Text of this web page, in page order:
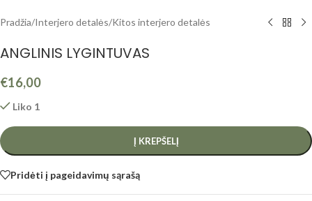
Pradžia/Interjero detalės/Kitos interjero detalės
ANGLINIS LYGINTUVAS
€16,00
Liko 1
Į KREPŠELĮ
Pridėti į pageidavimų sąrašą